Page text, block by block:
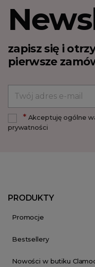
zapisz się i
pierwsze
*Akceptuję ogólne
prywatności
PRODUKTY
Promocje
Bestsellery
Nowości w butiku